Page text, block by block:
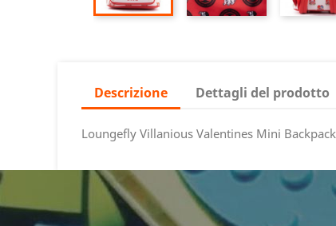
Descrizione Dettagli del prodotto
Loungefly Villanious Valentines Mini Backpack